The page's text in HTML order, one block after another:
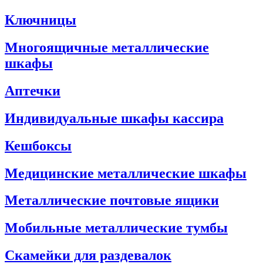
Ключницы
Многоящичные металлические
шкафы
Аптечки
Индивидуальные шкафы кассира
Кешбоксы
Медицинские металлические шкафы
Металлические почтовые ящики
Мобильные металлические тумбы
Скамейки для раздевалок